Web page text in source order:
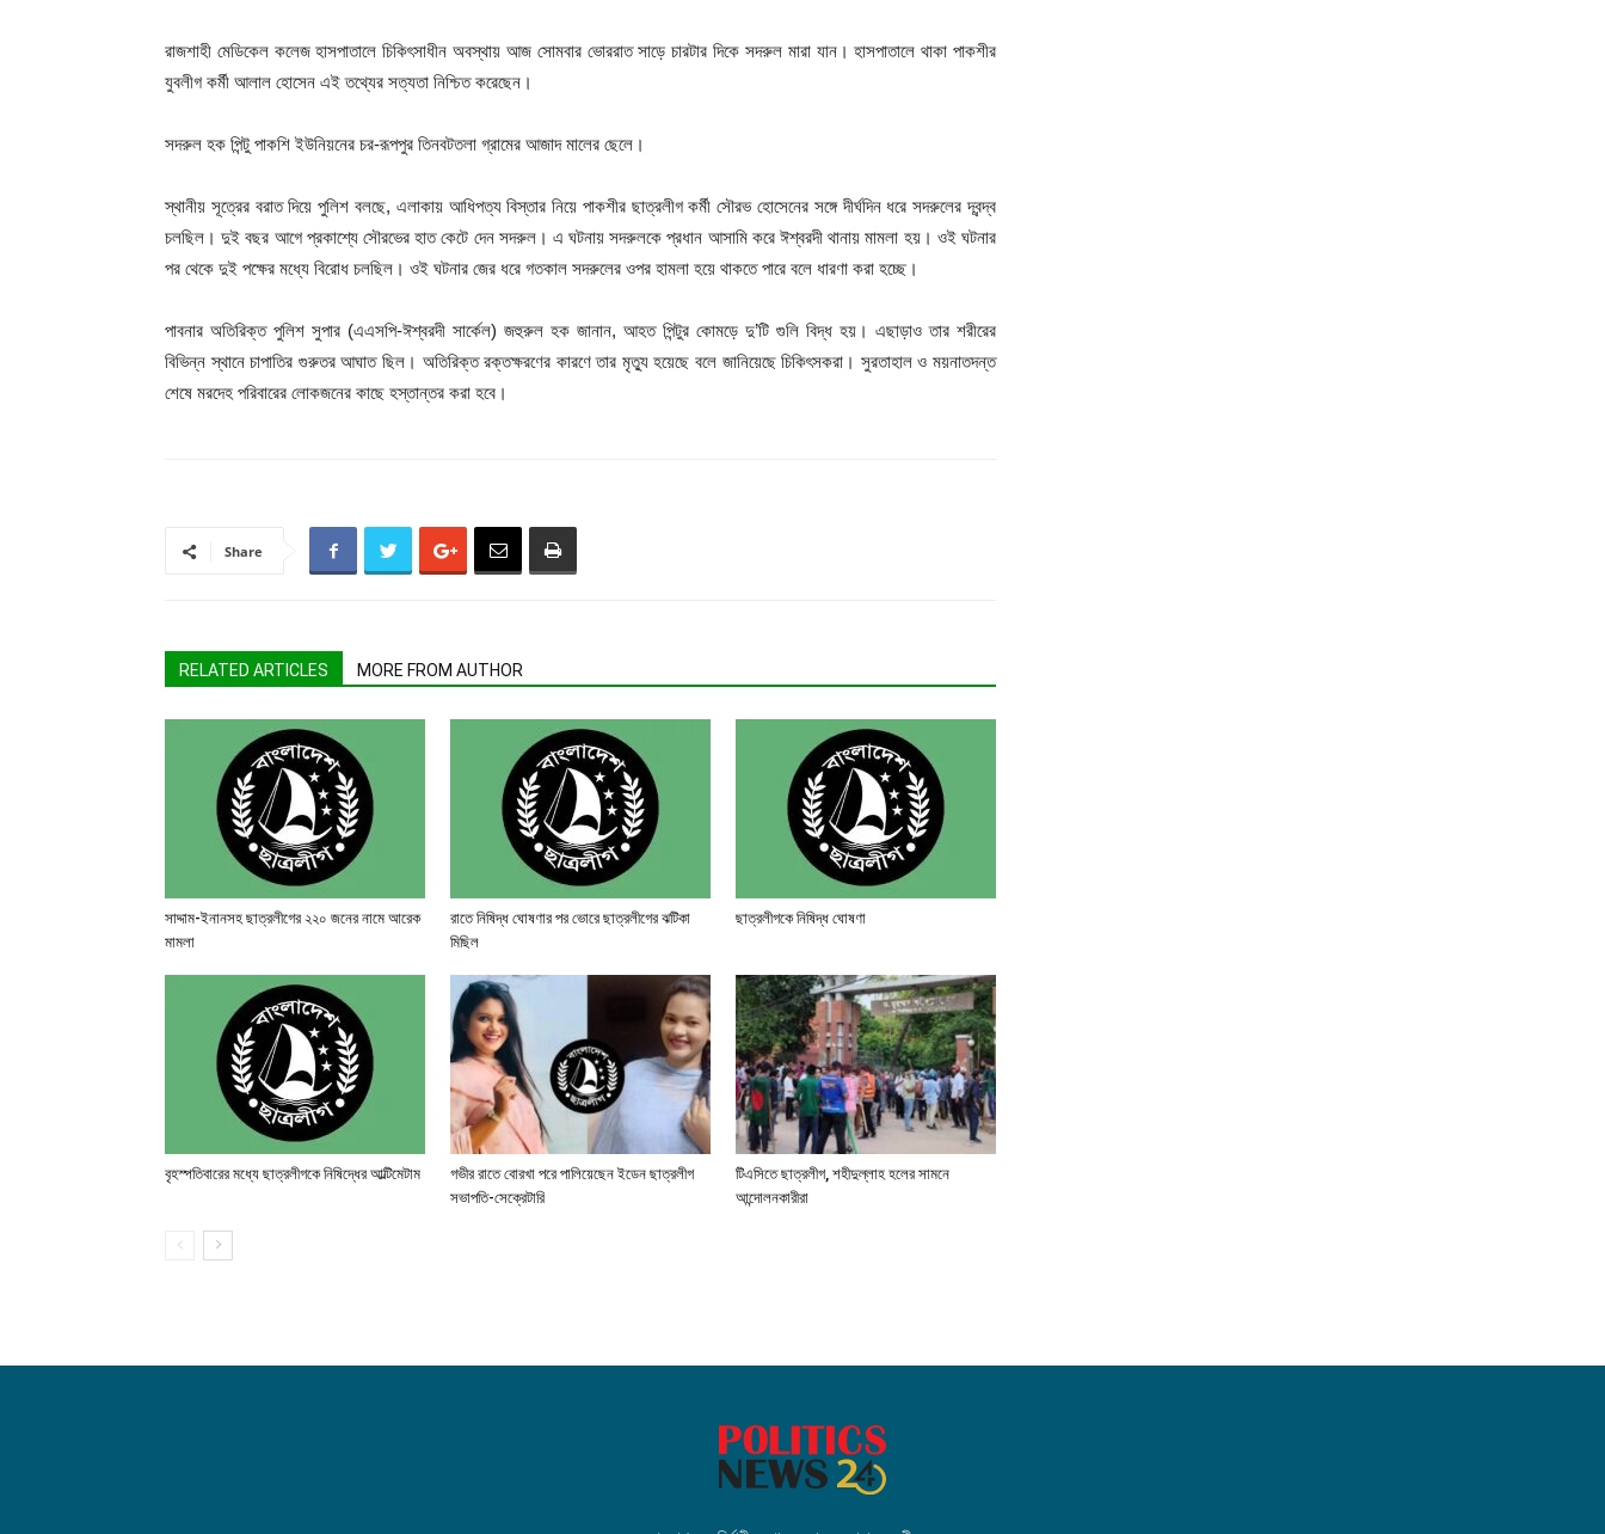
রাজশাহী মেডিকেল কলেজ হাসপাতালে চিকিৎসাধীন অবস্থায় আজ সোমবার ভোররাত সাড়ে চারটার দিকে সদরুল মারা যান। হাসপাতালে থাকা পাকশীর
যুবলীগ কর্মী আলাল হোসেন এই তথ্যের সত্যতা নিশ্চিত করেছেন।
সদরুল হক পিন্টু পাকশি ইউনিয়নের চর-রূপপুর তিনবটতলা গ্রামের আজাদ মালের ছেলে।
স্থানীয় সূত্রের বরাত দিয়ে পুলিশ বলছে, এলাকায় আধিপত্য বিস্তার নিয়ে পাকশীর ছাত্রলীগ কর্মী সৌরভ হোসেনের সঙ্গে দীর্ঘদিন ধরে সদরুলের দ্বন্দ্ব
চলছিল। দুই বছর আগে প্রকাশ্যে সৌরভের হাত কেটে দেন সদরুল। এ ঘটনায় সদরুলকে প্রধান আসামি করে ঈশ্বরদী থানায় মামলা হয়। ওই ঘটনার
পর থেকে দুই পক্ষের মধ্যে বিরোধ চলছিল। ওই ঘটনার জের ধরে গতকাল সদরুলের ওপর হামলা হয়ে থাকতে পারে বলে ধারণা করা হচ্ছে।
পাবনার অতিরিক্ত পুলিশ সুপার (এএসপি-ঈশ্বরদী সার্কেল) জহুরুল হক জানান, আহত পিন্টুর কোমড়ে দু’টি গুলি বিদ্ধ হয়। এছাড়াও তার শরীরের
বিভিন্ন স্থানে চাপাতির গুরুতর আঘাত ছিল। অতিরিক্ত রক্তক্ষরণের কারণে তার মৃত্যু হয়েছে বলে জানিয়েছে চিকিৎসকরা। সুরতাহাল ও ময়নাতদন্ত
শেষে মরদেহ পরিবারের লোকজনের কাছে হস্তান্তর করা হবে।
Share
RELATED ARTICLES MORE FROM AUTHOR
সাদ্দাম-ইনানসহ ছাত্রলীগের ২২০ জনের নামে আরেক
মামলা
রাতে নিষিদ্ধ ঘোষণার পর ভোরে ছাত্রলীগের ঝটিকা
মিছিল
ছাত্রলীগকে নিষিদ্ধ ঘোষণা
বৃহস্পতিবারের মধ্যে ছাত্রলীগকে নিষিদ্ধের আল্টিমেটাম
গভীর রাতে বোরখা পরে পালিয়েছেন ইডেন ছাত্রলীগ
সভাপতি-সেক্রেটারি
টিএসিতে ছাত্রলীগ, শহীদুল্লাহ হলের সামনে
আন্দোলনকারীরা